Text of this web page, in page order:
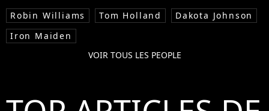
Robin Williams Tom Holland
Dakota Johnson
Iron Maiden
VOIR TOUS LES PEOPLE